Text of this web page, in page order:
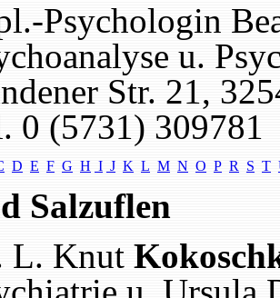
Psychologin
u.
Str. 21,
0 (5731) 309781
D E F G H I J K L M N O P R S T
Salzuflen
L. Knut